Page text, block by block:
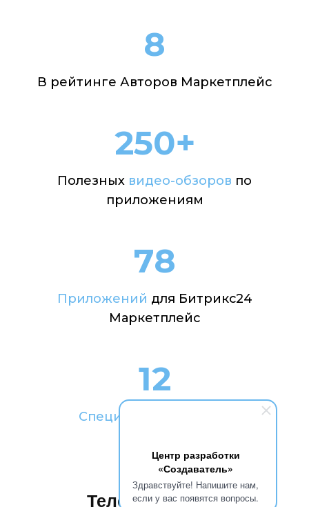
Центр разработки
«Создаватель»
Здравствуйте! Напишите нам,
если у вас появятся вопросы.
8
В рейтинге Авторов Маркетплейс
250+
Полезных видео-обзоров по
приложениям
78
Приложений для Битрикс24
Маркетплейс
12
Специалистов
Телеграм-канал